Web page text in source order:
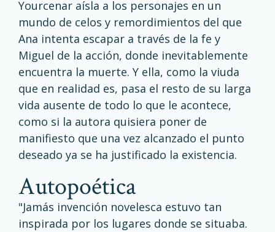
Yourcenar aísla a los personajes en un
mundo de celos y remordimientos del que
Ana intenta escapar a través de la fe y
Miguel de la acción, donde inevitablemente
encuentra la muerte. Y ella, como la viuda
que en realidad es, pasa el resto de su larga
vida ausente de todo lo que le acontece,
como si la autora quisiera poner de
manifiesto que una vez alcanzado el punto
deseado ya se ha justificado la existencia.
autopoética
"Jamás invención novelesca estuvo tan
inspirada por los lugares donde se situaba.